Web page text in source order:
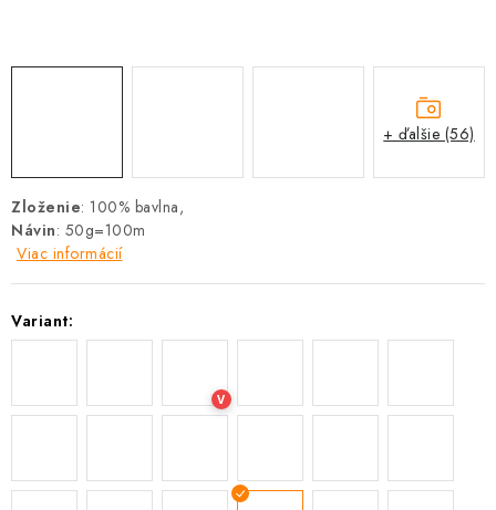
Zloženie: 100% bavlna,
Návin: 50g=100m
Viac informácií
Variant:
V
+ ďalšie (56)